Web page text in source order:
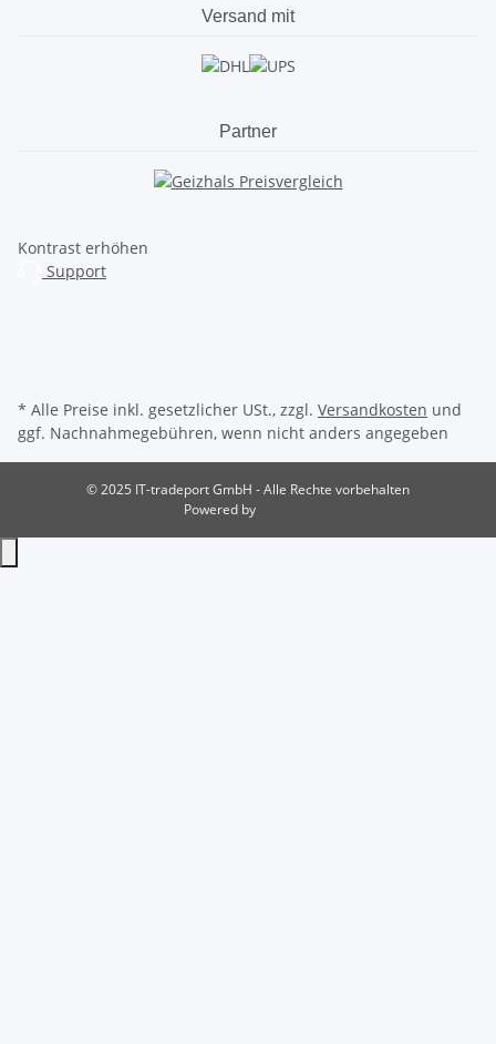
Versand mit
Partner
Kontrast erhöhen
Support
* Alle Preise inkl. gesetzlicher USt., zzgl. Versandkosten und
ggf. Nachnahmegebühren, wenn nicht anders angegeben
© 2025 IT-tradeport GmbH - Alle Rechte vorbehalten
Powered by